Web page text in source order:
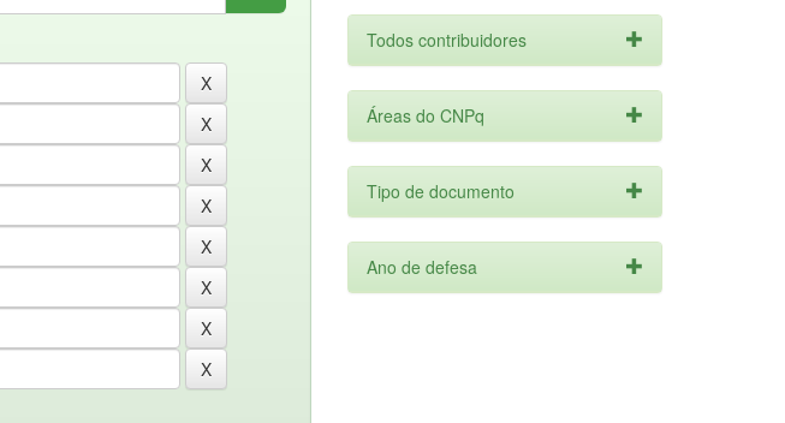
Todos contribuidores
Áreas do CNPq
Tipo de documento
Ano de defesa